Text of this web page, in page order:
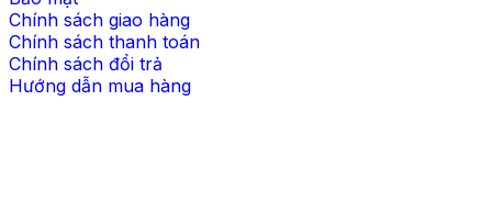
Chính sách giao hàng
Chính sách thanh toán
Chính sách đổi trả
Hướng dẫn mua hàng